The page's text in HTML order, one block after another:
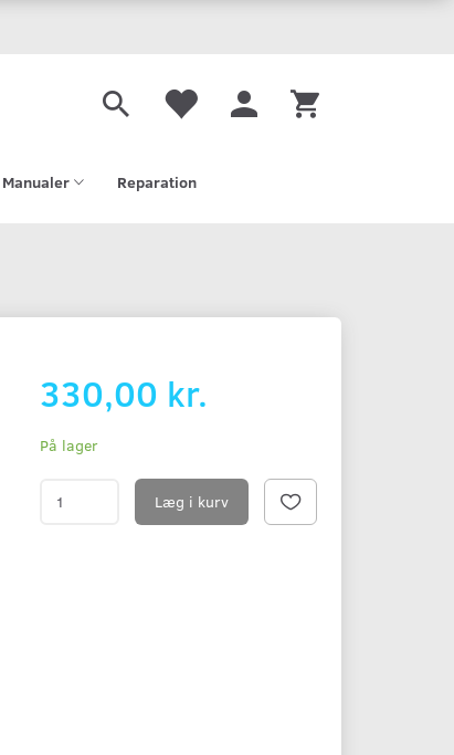
Manualer Reparation
330,00 kr.
På lager
Læg i kurv